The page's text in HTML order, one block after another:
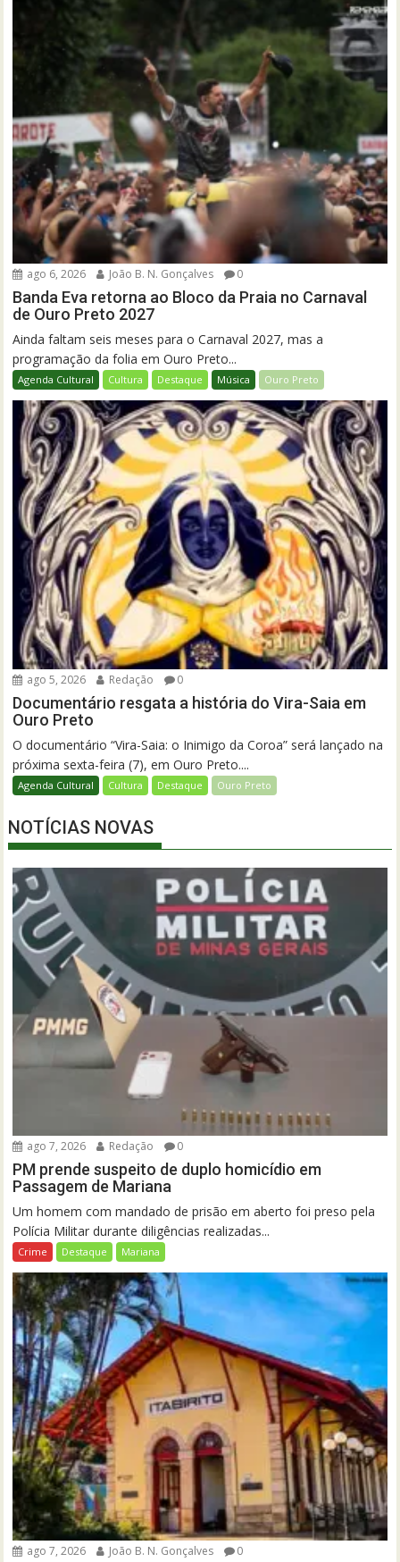
ago 6, 2026 João B. N. Gonçalves 0
Banda Eva retorna ao Bloco da Praia no Carnaval
de Ouro Preto 2027
Ainda faltam seis meses para o Carnaval 2027, mas a
programação da folia em Ouro Preto...
Agenda Cultural Cultura Destaque Música Ouro Preto
ago 5, 2026 Redação 0
Documentário resgata a história do Vira-Saia em
Ouro Preto
O documentário “Vira-Saia: o Inimigo da Coroa” será lançado na
próxima sexta-feira (7), em Ouro Preto....
Agenda Cultural Cultura Destaque Ouro Preto
NOTÍCIAS NOVAS
ago 7, 2026 Redação 0
PM prende suspeito de duplo homicídio em
Passagem de Mariana
Um homem com mandado de prisão em aberto foi preso pela
Polícia Militar durante diligências realizadas...
Crime Destaque Mariana
ago 7, 2026 João B. N. Gonçalves 0